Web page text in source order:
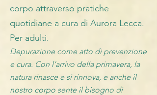
corpo attraverso pratiche
quotidiane a cura di Aurora Lecca.
Per adulti.
Depurazione come atto di prevenzione
e cura. Con l’arrivo della primavera, la
natura rinasce e si rinnova, e anche il
nostro corpo sente il bisogno di